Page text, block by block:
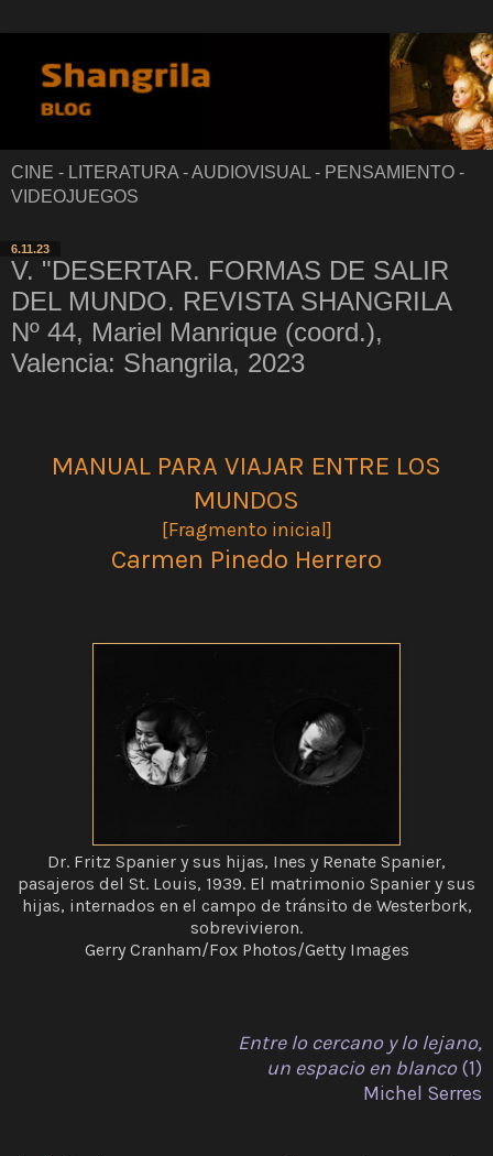
CINE - LITERATURA - AUDIOVISUAL - PENSAMIENTO -
VIDEOJUEGOS
6.11.23
V. "DESERTAR. FORMAS DE SALIR
DEL MUNDO. REVISTA SHANGRILA
Nº 44, Mariel Manrique (coord.),
Valencia: Shangrila, 2023
MANUAL PARA VIAJAR ENTRE LOS
MUNDOS
[Fragmento inicial]
Carmen Pinedo Herrero
Dr. Fritz Spanier y sus hijas, Ines y Renate Spanier,
pasajeros del St. Louis, 1939. El matrimonio Spanier y sus
hijas, internados en el campo de tránsito de Westerbork,
sobrevivieron.
Gerry Cranham/Fox Photos/Getty Images
Entre lo cercano y lo lejano,
un espacio en blanco(1)
Michel Serres